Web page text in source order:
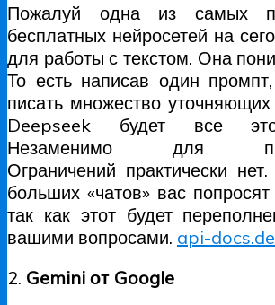
Пожалуй одна из самых
бесплатных нейросетей на
для работы с текстом. Она
То есть написав один
писать множество
Deepseek будет все
Незаменимо для
Ограничений практически
больших «чатов» вас
так как этот будет
вашими вопросами. api-
2. Gemini от Google